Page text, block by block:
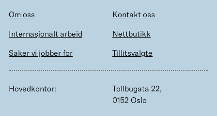
Om oss
Kontakt oss
Internasjonalt arbeid
Nettbutikk
Saker vi jobber for
Tillitsvalgte
Hovedkontor:
Tollbugata 22,
0152 Oslo